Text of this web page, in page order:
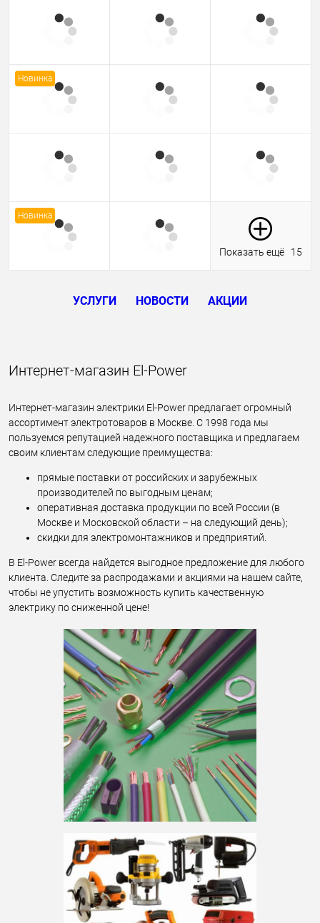
Новинка
Новинка
Показать ещё 15
УСЛУГИ НОВОСТИ АКЦИИ
Интернет-магазин El-Power
Интернет-магазин электрики El-Power предлагает огромный
ассортимент электротоваров в Москве. С 1998 года мы
пользуемся репутацией надежного поставщика и предлагаем
своим клиентам следующие преимущества:
прямые поставки от российских и зарубежных
производителей по выгодным ценам;
оперативная доставка продукции по всей России (в
Москве и Московской области – на следующий день);
скидки для электромонтажников и предприятий.
В El-Power всегда найдется выгодное предложение для любого
клиента. Следите за распродажами и акциями на нашем сайте,
чтобы не упустить возможность купить качественную
электрику по сниженной цене!